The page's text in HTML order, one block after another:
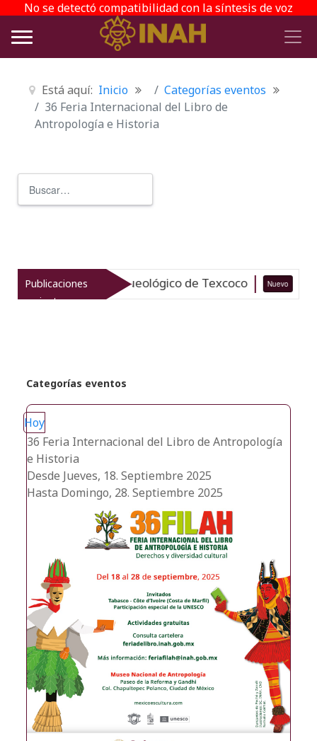
No se detectó compatibilidad con la síntesis de voz
Está aquí: Inicio
Categorías eventos
36 Feria Internacional del Libro de
Antropología e Historia
Publicaciones
recientes
el patrimonio arqueológico de Texcoco Nuevo
Categorías eventos
Hoy
36 Feria Internacional del Libro de Antropología
e Historia
Desde Jueves, 18. Septiembre 2025
Hasta Domingo, 28. Septiembre 2025